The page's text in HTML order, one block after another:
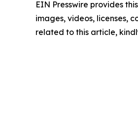
EIN Presswire provides
images, videos, licenses,
related to this article,